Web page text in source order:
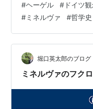
ルは『歴史哲学』や『
講義を残している。と
在に生かした内容で
ウの主張は、綿密な
いだろう。もちろん、
わけでなく、一つの
#ヘーゲル # ドイツ
#ミネルヴァ #哲学史
堀口英太郎のブログ
ミネルヴァのフク